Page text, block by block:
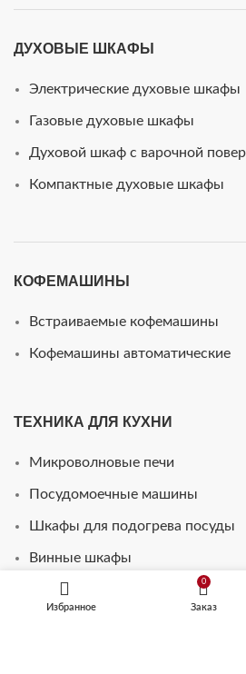
ДУХОВЫЕ ШКАФЫ
Электрические духовые шкафы
Газовые духовые шкафы
Духовой шкаф с варочной
Компактные духовые шкафы
КОФЕМАШИНЫ
Встраиваемые кофемашины
Кофемашины автоматические
ТЕХНИКА ДЛЯ КУХНИ
Микроволновые печи
Посудомоечные машины
Шкафы для подогрева посуды
Винные шкафы
Избранное
0
Заказ